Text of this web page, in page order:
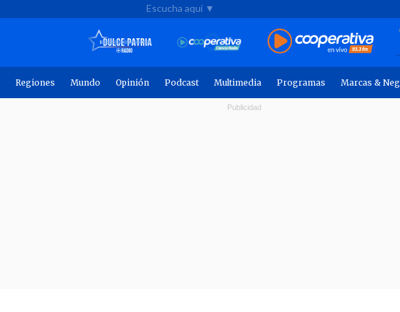
Escucha aquí ▼
Regiones Mundo Opinión Podcast Multimedia Programas Marcas &